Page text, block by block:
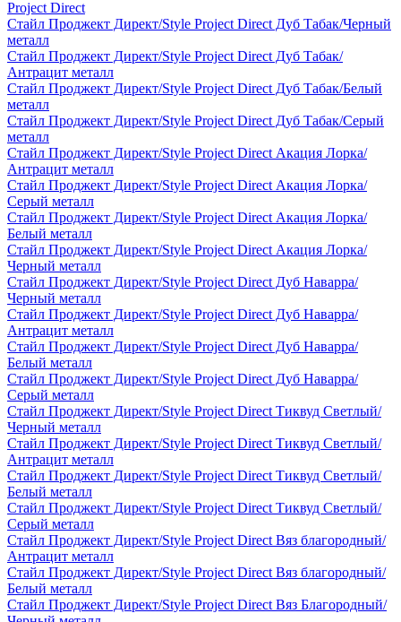
Project Direct
Стайл Проджект Директ/Style Project Direct Дуб Табак/Черный
металл
Стайл Проджект Директ/Style Project Direct Дуб Табак/
Антрацит металл
Стайл Проджект Директ/Style Project Direct Дуб Табак/Белый
металл
Стайл Проджект Директ/Style Project Direct Дуб Табак/Серый
металл
Стайл Проджект Директ/Style Project Direct Акация Лорка/
Антрацит металл
Стайл Проджект Директ/Style Project Direct Акация Лорка/
Серый металл
Стайл Проджект Директ/Style Project Direct Акация Лорка/
Белый металл
Стайл Проджект Директ/Style Project Direct Акация Лорка/
Черный металл
Стайл Проджект Директ/Style Project Direct Дуб Наварра/
Черный металл
Стайл Проджект Директ/Style Project Direct Дуб Наварра/
Антрацит металл
Стайл Проджект Директ/Style Project Direct Дуб Наварра/
Белый металл
Стайл Проджект Директ/Style Project Direct Дуб Наварра/
Серый металл
Стайл Проджект Директ/Style Project Direct Тиквуд Светлый/
Черный металл
Стайл Проджект Директ/Style Project Direct Тиквуд Светлый/
Антрацит металл
Стайл Проджект Директ/Style Project Direct Тиквуд Светлый/
Белый металл
Стайл Проджект Директ/Style Project Direct Тиквуд Светлый/
Серый металл
Стайл Проджект Директ/Style Project Direct Вяз благородный/
Антрацит металл
Стайл Проджект Директ/Style Project Direct Вяз благородный/
Белый металл
Стайл Проджект Директ/Style Project Direct Вяз Благородный/